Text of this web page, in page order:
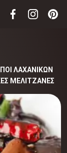
ΛΑΧΑΝΙΚΩΝ
ΜΕΛΙΤΖΆΝΕΣ